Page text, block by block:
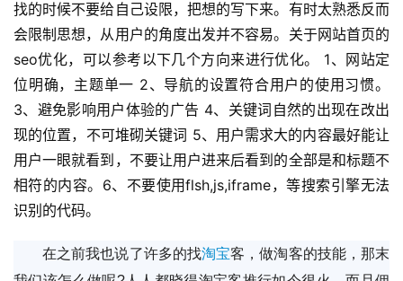
找的时候不要给自己设限，把想的写下来。有时太熟悉反而
会限制思想，从用户的角度出发并不容易。关于网站首页的
seo优化，可以参考以下几个方向来进行优化。 1、网站定
位明确，主题单一 2、导航的设置符合用户的使用习惯。
3、避免影响用户体验的广告 4、关键词自然的出现在改出
现的位置，不可堆砌关键词 5、用户需求大的内容最好能让
用户一眼就看到，不要让用户进来后看到的全部是和标题不
相符的内容。6、不要使用flsh,js,iframe，等搜索引擎无法
识别的代码。
在之前我也说了许多的找淘宝客，做淘客的技能，那末